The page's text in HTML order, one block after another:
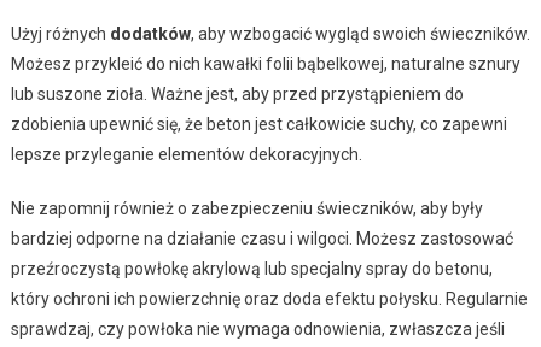
Użyj różnych dodatków, aby wzbogacić wygląd swoich świeczników.
Możesz przykleić do nich kawałki folii bąbelkowej, naturalne sznury
lub suszone zioła. Ważne jest, aby przed przystąpieniem do
zdobienia upewnić się, że beton jest całkowicie suchy, co zapewni
lepsze przyleganie elementów dekoracyjnych.
Nie zapomnij również o zabezpieczeniu świeczników, aby były
bardziej odporne na działanie czasu i wilgoci. Możesz zastosować
przeźroczystą powłokę akrylową lub specjalny spray do betonu,
który ochroni ich powierzchnię oraz doda efektu połysku. Regularnie
sprawdzaj, czy powłoka nie wymaga odnowienia, zwłaszcza jeśli